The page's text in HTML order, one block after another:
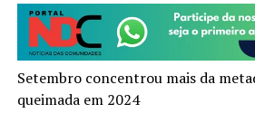
Setembro concentrou mais da
queimada em 2024